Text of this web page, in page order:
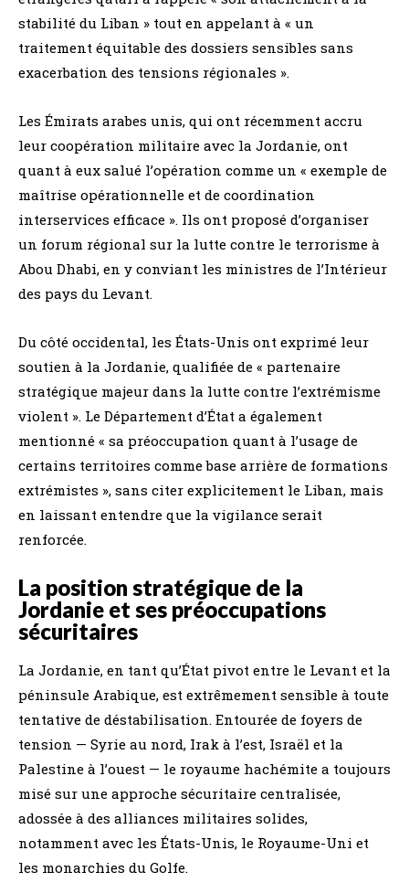
stabilité du Liban » tout en appelant à « un
traitement équitable des dossiers sensibles sans
exacerbation des tensions régionales ».
Les Émirats arabes unis, qui ont récemment accru
leur coopération militaire avec la Jordanie, ont
quant à eux salué l’opération comme un « exemple de
maîtrise opérationnelle et de coordination
interservices efficace ». Ils ont proposé d’organiser
un forum régional sur la lutte contre le terrorisme à
Abou Dhabi, en y conviant les ministres de l’Intérieur
des pays du Levant.
Du côté occidental, les États-Unis ont exprimé leur
soutien à la Jordanie, qualifiée de « partenaire
stratégique majeur dans la lutte contre l’extrémisme
violent ». Le Département d’État a également
mentionné « sa préoccupation quant à l’usage de
certains territoires comme base arrière de formations
extrémistes », sans citer explicitement le Liban, mais
en laissant entendre que la vigilance serait
renforcée.
La position stratégique de la
Jordanie et ses préoccupations
sécuritaires
La Jordanie, en tant qu’État pivot entre le Levant et la
péninsule Arabique, est extrêmement sensible à toute
tentative de déstabilisation. Entourée de foyers de
tension — Syrie au nord, Irak à l’est, Israël et la
Palestine à l’ouest — le royaume hachémite a toujours
misé sur une approche sécuritaire centralisée,
adossée à des alliances militaires solides,
notamment avec les États-Unis, le Royaume-Uni et
les monarchies du Golfe.